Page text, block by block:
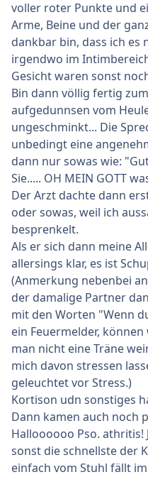
voller roter Punkte und
Arme, Beine und der
dankbar bin, dass ich es
irgendwo im
Gesicht waren sonst
Bin dann völlig fertig
aufgedunnsen vom
ungeschminkt... Die
unbedingt eine
dann nur sowas wie:
Sie..... OH MEIN GOTT
Der Arzt dachte dann
oder sowas, weil ich
besprenkelt.
Als er sich dann meine
allersings klar, es ist
(Anmerkung nebenbei
der damalige Partner
mit den Worten "Wenn
ein Feuermelder,
man nicht eine Träne
mich davon stressen
geleuchtet vor Stress.)
Kortison udn sonstiges
Dann kamen auch noch
Halloooooo Pso. athritis!
sonst die schnellste der
einfach vom Stuhl fällt